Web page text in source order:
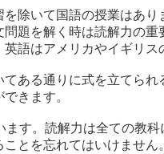
除いて国語の授業はあ
題を解く時は読解力の
語はアメリカやイギリス
ある通りに式を立てら
きます。
す。読解力は全ての教
とを忘れてはいけませ